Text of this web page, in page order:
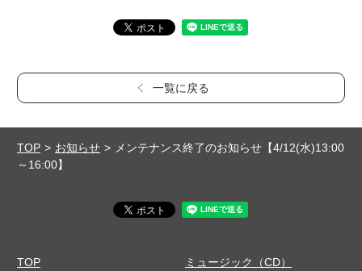
一覧に戻る
TOP お知らせ
メンテナンス終了のお知らせ【4/12(水)13:00
～16:00】
TOP
ミュージック（CD）